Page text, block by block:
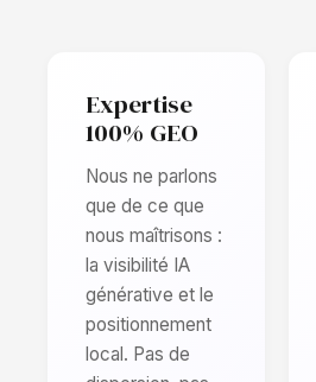
Expertise
100% GEO
Nous ne parlons
que de ce que
nous maîtrisons :
la visibilité IA
générative et le
positionnement
local. Pas de